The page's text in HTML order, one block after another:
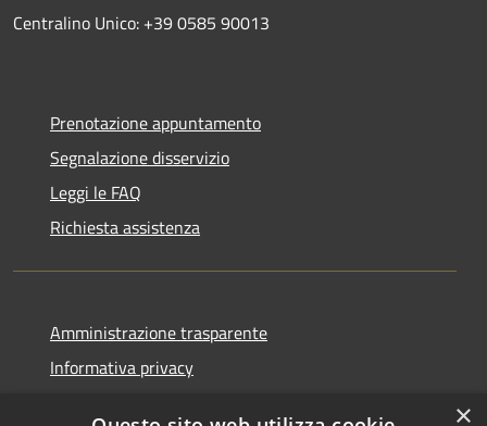
Centralino Unico: +39 0585 90013
Prenotazione appuntamento
Segnalazione disservizio
Leggi le FAQ
Richiesta assistenza
Amministrazione trasparente
Informativa privacy
×